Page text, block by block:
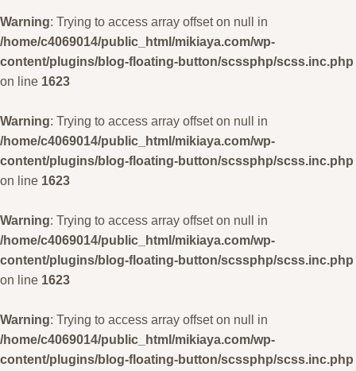
Warning: Trying to access array offset on null in
/home/c4069014/public_html/mikiaya.com/wp-
content/plugins/blog-floating-button/scssphp/scss.inc.php
on line 1623
Warning: Trying to access array offset on null in
/home/c4069014/public_html/mikiaya.com/wp-
content/plugins/blog-floating-button/scssphp/scss.inc.php
on line 1623
Warning: Trying to access array offset on null in
/home/c4069014/public_html/mikiaya.com/wp-
content/plugins/blog-floating-button/scssphp/scss.inc.php
on line 1623
Warning: Trying to access array offset on null in
/home/c4069014/public_html/mikiaya.com/wp-
content/plugins/blog-floating-button/scssphp/scss.inc.php